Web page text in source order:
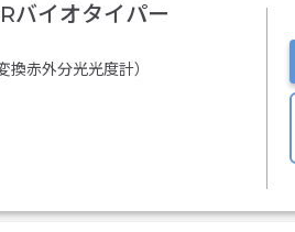
イオタイパー
赤外分光光度計）